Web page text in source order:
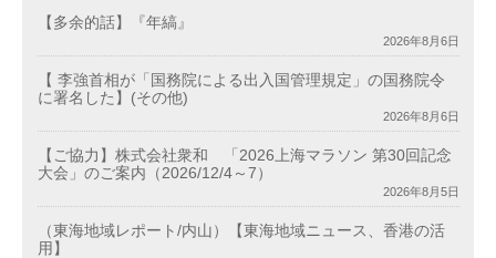
【多余的話】『年縞』
2026年8月6日
【 李強首相が「国務院による出入国管理規定」の国務院令
に署名した】(その他)
2026年8月6日
【ご協力】株式会社衆和 「2026上海マラソン 第30回記念
大会」のご案内（2026/12/4～7）
2026年8月5日
（東海地域レポート/内山）【東海地域ニュース、香港の活
用】